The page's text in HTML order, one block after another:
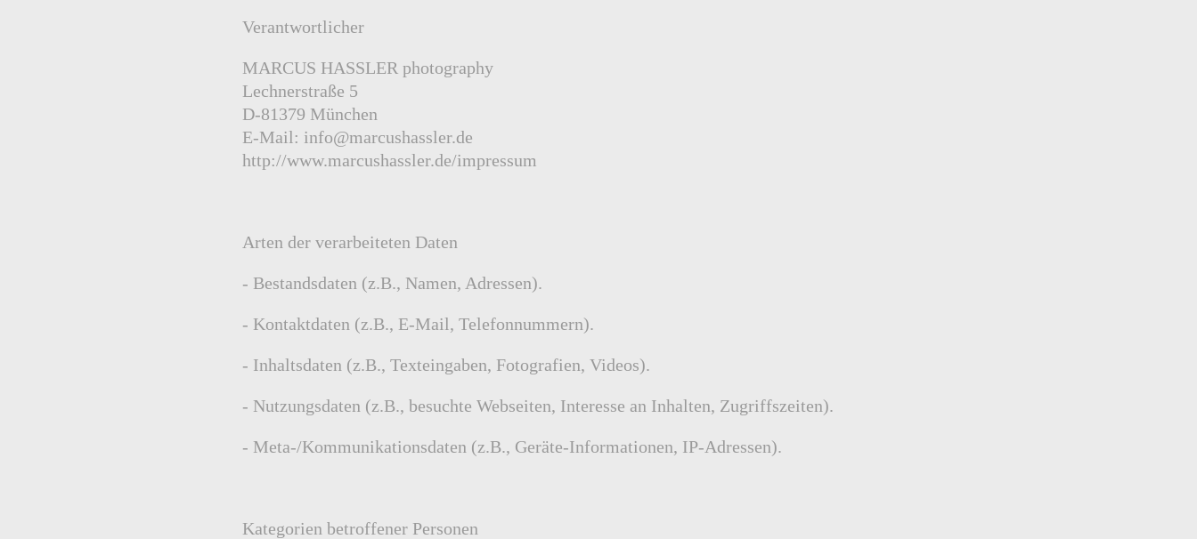
Verantwortlicher
MARCUS HASSLER photography
Lechnerstraße 5
D-81379 München
E-Mail: info@marcushassler.de
http://www.marcushassler.de/impressum
Arten der verarbeiteten Daten
- Bestandsdaten (z.B., Namen, Adressen).
- Kontaktdaten (z.B., E-Mail, Telefonnummern).
- Inhaltsdaten (z.B., Texteingaben, Fotografien, Videos).
- Nutzungsdaten (z.B., besuchte Webseiten, Interesse an Inhalten, Zugriffszeiten).
- Meta-/Kommunikationsdaten (z.B., Geräte-Informationen, IP-Adressen).
Kategorien betroffener Personen